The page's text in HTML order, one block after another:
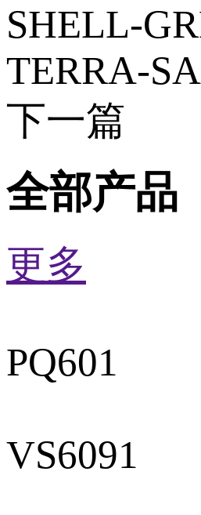
SHELL-
TERRA-
下一篇
全部产品
更多
PQ601
VS6091